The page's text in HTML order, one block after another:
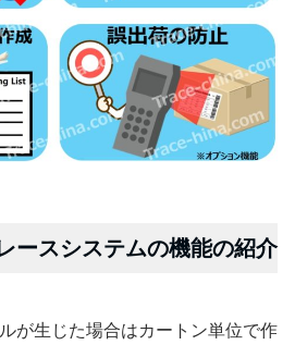
ースシステムの機能の紹介
が生じた場合はカートン単位で作